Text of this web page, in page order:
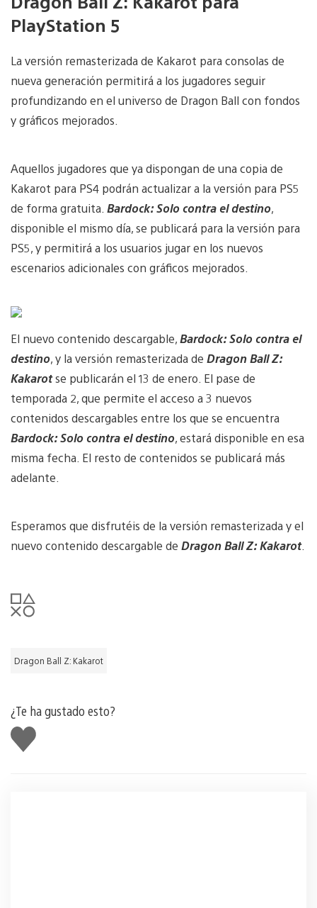
PlayStation 5
La versión remasterizada de Kakarot para consolas de
nueva generación permitirá a los jugadores seguir
profundizando en el universo de Dragon Ball con fondos
y gráficos mejorados.
Aquellos jugadores que ya dispongan de una copia de
Kakarot para PS4 podrán actualizar a la versión para PS5
de forma gratuita. Bardock: Solo contra el destino,
disponible el mismo día, se publicará para la versión para
PS5, y permitirá a los usuarios jugar en los nuevos
escenarios adicionales con gráficos mejorados.
El nuevo contenido descargable,Bardock: Solo contra el
destino, y la versión remasterizada de Dragon Ball Z:
Kakarotse publicarán el 13 de enero. El pase de
temporada 2, que permite el acceso a 3 nuevos
contenidos descargables entre los que se encuentra
Bardock: Solo contra el destino, estará disponible en esa
misma fecha. El resto de contenidos se publicará más
adelante.
Esperamos que disfrutéis de la versión remasterizada y el
nuevo contenido descargable de Dragon Ball Z: Kakarot.
Dragon Ball Z: Kakarot
¿Te ha gustado esto?
Me
gusta
esto